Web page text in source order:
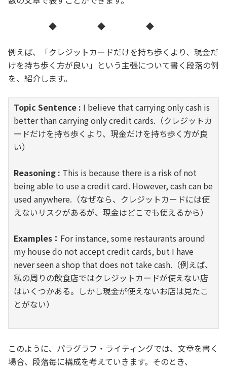
◆ ◆ ◆
例えば、「クレジットカードだけを持ち歩くより、現金だ
けを持ち歩く方が良い」という主張について書く段落の例
を、紹介します。
Topic Sentence : I believe that carrying only cash is
better than carrying only credit cards.（クレジットカ
ードだけを持ち歩くより、現金だけを持ち歩く方が良
い）
Reasoning : This is because there is a risk of not
being able to use a credit card. However, cash can be
used anywhere.（なぜなら、クレジットカードには使
えないリスクがあるが、現金はどこでも使えるから）
Examples： For instance, some restaurants around
my house do not accept credit cards, but I have
never seen a shop that does not take cash.（例えば、
私の周りの飲食店ではクレジットカードが使えない店
はいくつかある。しかし現金が使えないお店は見たこ
とがない）
このように、パラグラフ・ライティングでは、文章を書く
場合、段落毎に構成を考えていきます。そのとき、